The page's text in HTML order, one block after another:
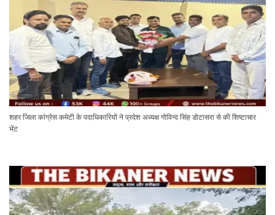
शहर जिला कांग्रेस कमेटी के पदाधिकारियों ने प्रदेश अध्यक्ष गोविन्द सिंह डोटासरा से की शिष्टाचार
भेंट